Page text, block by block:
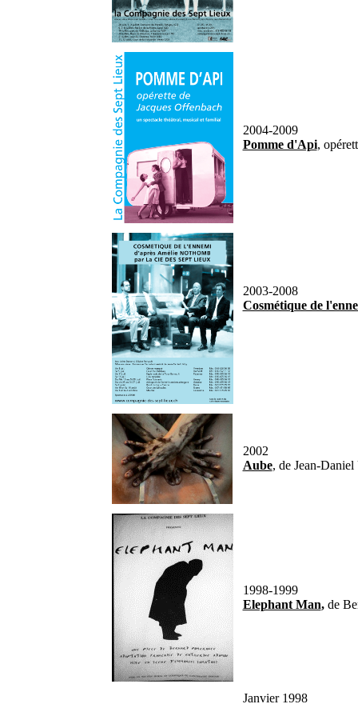
2004-2009
Pomme d'Api,
2003-2008
Cosmétique de
2002
Aube, de Jean-
1998-1999
Elephant Man, de
Janvier 1998